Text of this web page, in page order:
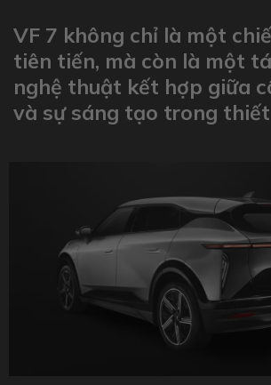
VF 7 không chỉ là một
tiên tiến, mà còn là một
nghệ thuật kết hợp giữa
và sự sáng tạo trong